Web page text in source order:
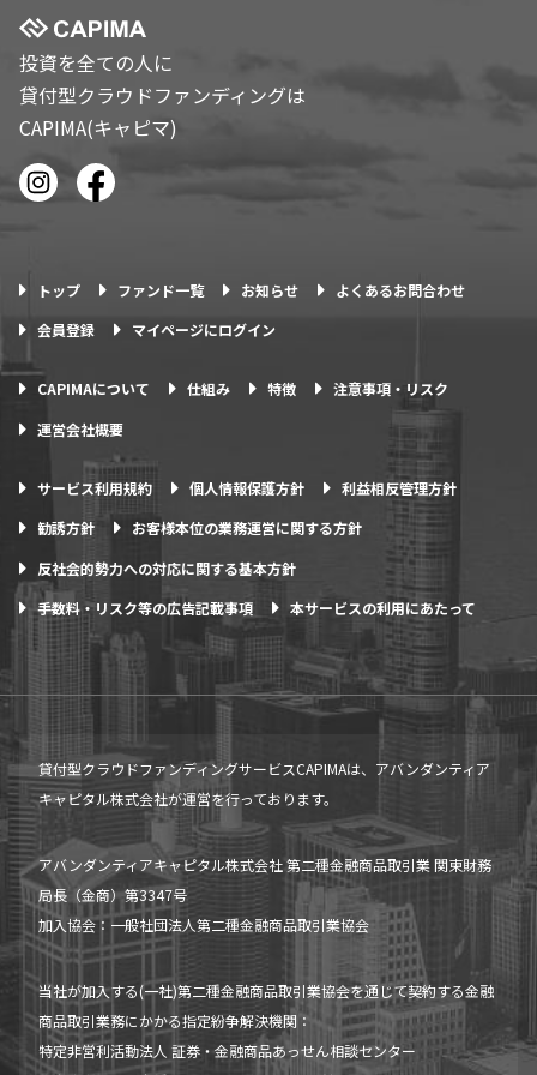
投資を全ての人に
貸付型クラウドファンディングは
CAPIMA(キャピマ)
トップ ファンド一覧 お知らせ
よくあるお問合わせ
会員登録
マイページにログイン
CAPIMAについて 仕組み 特徴
注意事項・リスク
運営会社概要
サービス利用規約 個人情報保護方針
利益相反管理方針
勧誘方針
お客様本位の業務運営に関する方針
反社会的勢力への対応に関する基本方針
手数料・リスク等の広告記載事項
本サービスの利用にあたって
貸付型クラウドファンディングサービスCAPIMAは、アバンダンティア
キャピタル株式会社が運営を行っております。
アバンダンティアキャピタル株式会社 第二種金融商品取引業 関東財務
局長（金商）第3347号
加入協会：一般社団法人第二種金融商品取引業協会
当社が加入する(一社)第二種金融商品取引業協会を通じて契約する金融
商品取引業務にかかる指定紛争解決機関：
特定非営利活動法人 証券・金融商品あっせん相談センター